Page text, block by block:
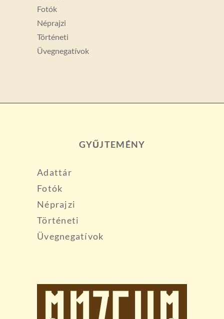
Fotók
Néprajzi
Történeti
Üvegnegatívok
GYŰJTEMÉNY
Adattár
Fotók
Néprajzi
Történeti
Üvegnegatívok